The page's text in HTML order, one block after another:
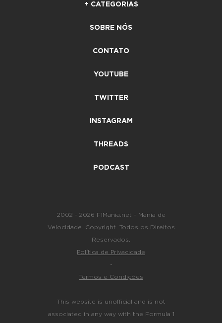
+ CATEGORIAS
SOBRE NÓS
CONTATO
YOUTUBE
TWITTER
INSTAGRAM
THREADS
PODCAST
2002 - 2026 F1Mania.net - Mania de
Velocidade. Copyright. Todos os Direitos
Reservados.
Política de Privacidade
-
Termos e Condições
This website is unofficial and is not
associated in any way with the Formula 1